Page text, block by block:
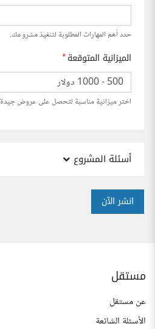
حدد أهم المهارات المطلوبة لتنفيذ مشروعك.
الميزانية المتوقعة*
500 - 1000 دولار
اختر ميزانية مناسبة لتحصل على عروض جيدة
أسئلة المشروع
انشر الآن
مستقل
عن مستقل
الأسئلة الشائعة